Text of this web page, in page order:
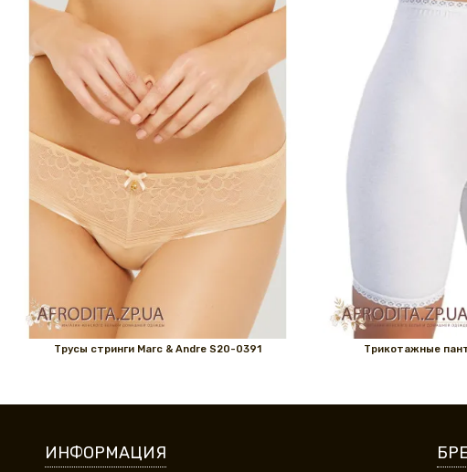
Трусы стринги Marc & Andrе S20-0391 Трикотажные
ИНФОРМАЦИЯ